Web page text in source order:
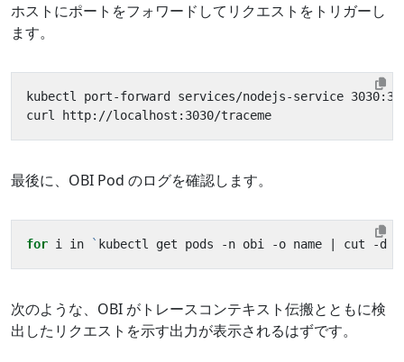
ホストにポートをフォワードしてリクエストをトリガーし
ます。
kubectl port-forward services/nodejs-service
最後に、OBI Pod のログを確認します。
for i in ` kubectl get pods -n obi -o name cut -d
次のような、OBI がトレースコンテキスト伝搬とともに検
出したリクエストを示す出力が表示されるはずです。